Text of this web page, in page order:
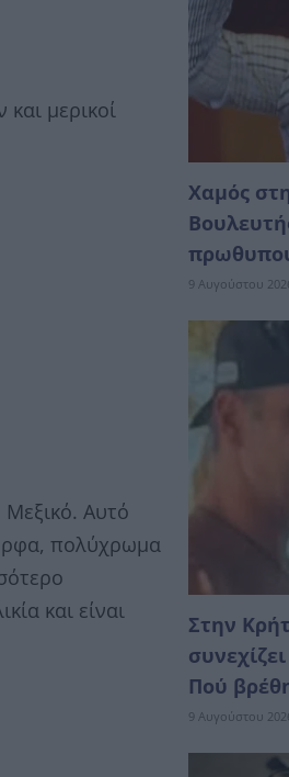
μερικοί
Μεξικό. Αυτό
πολύχρωμα
και είναι
Χαμός
9 Αυγούστου
Στην
Πού
9 Αυγούστου